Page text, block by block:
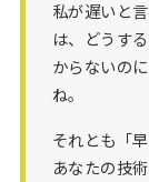
私が遅いと
は、どうす
からないの
ね。
それとも「
あなたの技